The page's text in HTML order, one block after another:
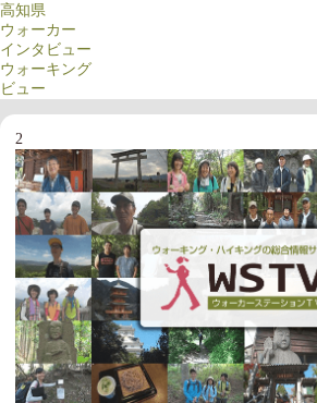
高知県
ウォーカー
インタビュー
ウォーキング
ビュー
2